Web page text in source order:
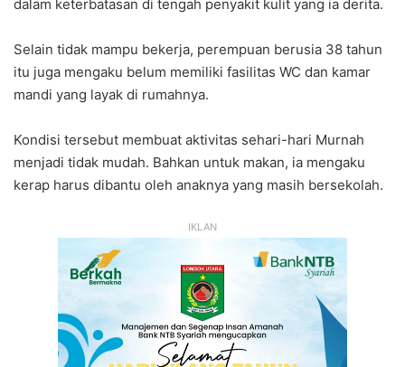
dalam keterbatasan di tengah penyakit kulit yang ia derita.
Selain tidak mampu bekerja, perempuan berusia 38 tahun
itu juga mengaku belum memiliki fasilitas WC dan kamar
mandi yang layak di rumahnya.
Kondisi tersebut membuat aktivitas sehari-hari Murnah
menjadi tidak mudah. Bahkan untuk makan, ia mengaku
kerap harus dibantu oleh anaknya yang masih bersekolah.
IKLAN